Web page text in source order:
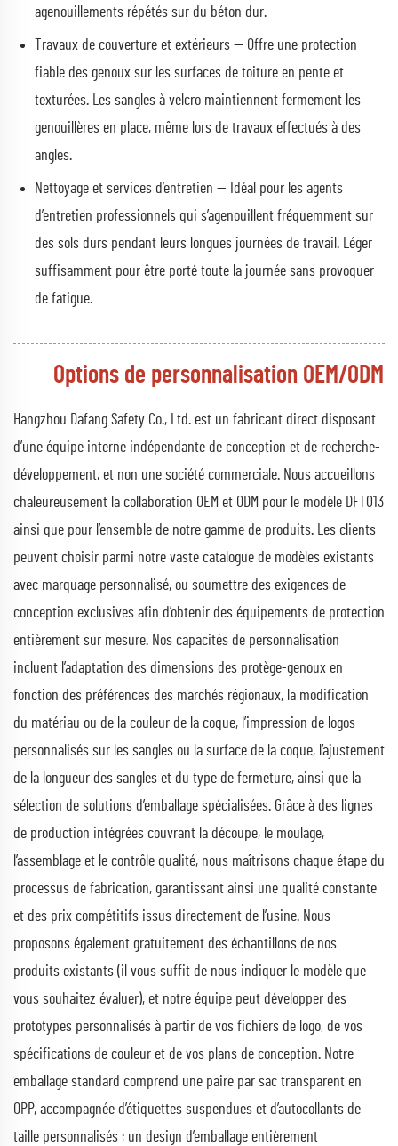
agenouillements répétés sur du béton dur.
Travaux de couverture et extérieurs — Offre une protection
fiable des genoux sur les surfaces de toiture en pente et
texturées. Les sangles à velcro maintiennent fermement les
genouillères en place, même lors de travaux effectués à des
angles.
Nettoyage et services d’entretien — Idéal pour les agents
d’entretien professionnels qui s’agenouillent fréquemment sur
des sols durs pendant leurs longues journées de travail. Léger
suffisamment pour être porté toute la journée sans provoquer
de fatigue.
Options de personnalisation OEM/ODM
Hangzhou Dafang Safety Co., Ltd. est un fabricant direct disposant
d’une équipe interne indépendante de conception et de recherche-
développement, et non une société commerciale. Nous accueillons
chaleureusement la collaboration OEM et ODM pour le modèle DFT013
ainsi que pour l’ensemble de notre gamme de produits. Les clients
peuvent choisir parmi notre vaste catalogue de modèles existants
avec marquage personnalisé, ou soumettre des exigences de
conception exclusives afin d’obtenir des équipements de protection
entièrement sur mesure. Nos capacités de personnalisation
incluent l’adaptation des dimensions des protège-genoux en
fonction des préférences des marchés régionaux, la modification
du matériau ou de la couleur de la coque, l’impression de logos
personnalisés sur les sangles ou la surface de la coque, l’ajustement
de la longueur des sangles et du type de fermeture, ainsi que la
sélection de solutions d’emballage spécialisées. Grâce à des lignes
de production intégrées couvrant la découpe, le moulage,
l’assemblage et le contrôle qualité, nous maîtrisons chaque étape du
processus de fabrication, garantissant ainsi une qualité constante
et des prix compétitifs issus directement de l’usine. Nous
proposons également gratuitement des échantillons de nos
produits existants (il vous suffit de nous indiquer le modèle que
vous souhaitez évaluer), et notre équipe peut développer des
prototypes personnalisés à partir de vos fichiers de logo, de vos
spécifications de couleur et de vos plans de conception. Notre
emballage standard comprend une paire par sac transparent en
OPP, accompagnée d’étiquettes suspendues et d’autocollants de
taille personnalisés ; un design d’emballage entièrement